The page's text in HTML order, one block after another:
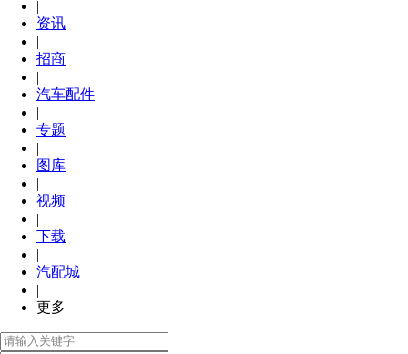
|
资讯
|
招商
|
汽车配件
|
专题
|
图库
|
视频
|
下载
|
汽配城
|
更多